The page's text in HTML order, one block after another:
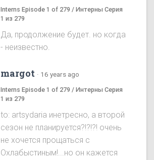
Interns Episode 1 of 279 / Интерны Серия
1 из 279
Да, продолжение будет. но когда
- неизвестно.
margot · 16 years ago
Interns Episode 1 of 279 / Интерны Серия
1 из 279
to: artsydaria инетресно, а второй
сезон не планируется?!?!?! очень
не хочется прощаться с
Охлабыстиным!...но он кажется